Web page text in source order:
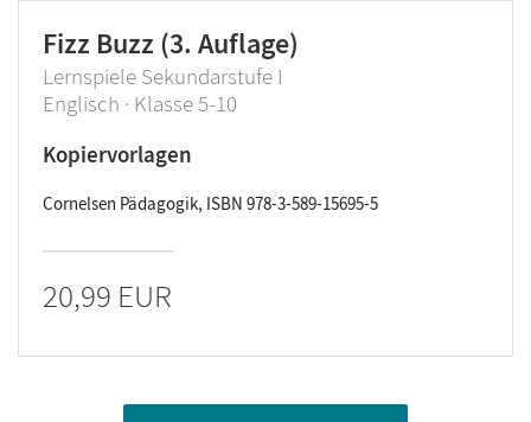
Fizz Buzz (3. Auflage)
Lernspiele Sekundarstufe I
Englisch · Klasse 5-10
Kopiervorlagen
Cornelsen Pädagogik, ISBN 978-3-589-15695-5
20,99 EUR